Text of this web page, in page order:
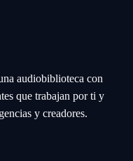
audiobiblioteca con
que trabajan por ti y
y creadores.